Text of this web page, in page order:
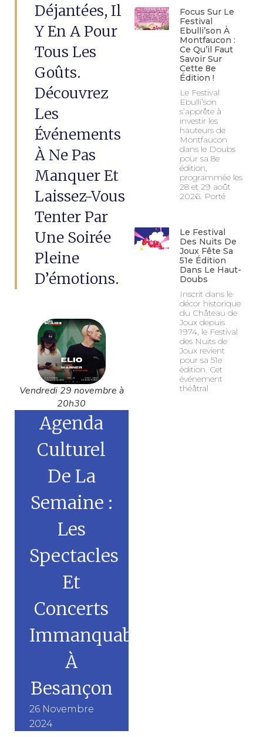
Déjantées, Il
Y En A Pour
Tous Les
Goûts.
Découvrez
Les
Événements
À Ne Pas
Manquer Et
Laissez-Vous
Tenter Par
Une Soirée
Pleine
D’émotions.
Vendredi 29 novembre à
20h30
Agenda
Culturel
De La
Semaine :
Les
Spectacles
Et
Concerts
Immanquables
À
Besançon
26 Novembre
2024
Focus Sur Le
Festival
Ebulli’son À
Montfaucon :
Ce Qu’il Faut
Savoir Sur
Cette 8e
Édition !
Le Festival
Ebulli’son
s’apprête à
investir les
hauteurs de
Montfaucon
dans le Doubs
pour sa 8e
édition,
programmée les
28 et 29 août
2026. Porté
Le Festival
Des Nuits De
Joux Fête Sa
51e Édition
Dans Le Haut-
Doubs
Inscrit dans le
décor historique
du Château de
Joux depuis
1974, le Festival
des Nuits de
Joux revient
pour sa 51e
édition. Cet
événement
théâtral